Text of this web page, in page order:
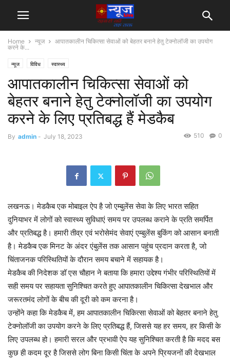
Home न्यूज
आपातकालीन चिकित्सा सेवाओं को बेहतर बनाने हेतु टेक्नोलॉजी का उपयोग
करने के...
न्यूज विविध स्वास्थ्य
आपातकालीन चिकित्सा सेवाओं को
बेहतर बनाने हेतु टेक्नोलॉजी का उपयोग
करने के लिए प्रतिबद्ध हैं मेडकैब
By admin - July 18, 2023 0
510
लखनऊ। मेडकैब एक मोबाइल ऐप है जो एम्बुलेंस सेवा के लिए भारत सहित
दुनियाभर में लोगों को स्वास्थ्य सुविधाएं समय पर उपलब्ध कराने के प्रति समर्पित
और प्रतिबद्ध है। हमारी तीव्र एवं भरोसेमंद सेवाएं एम्बुलेंस बुकिंग को आसान बनाती
है। मेडकैब एक मिनट के अंदर एंबुलेंस तक आसान पहुंच प्रदान करता है, जो
चिंताजनक परिस्थितियों के दौरान समय बचाने में सहायक है।
मेडकैब की निदेशक डॉ एस चौहान ने बताया कि हमारा उद्देश्य गंभीर परिस्थितियों में
सही समय पर सहायता सुनिश्चित करते हुए आपातकालीन चिकित्सा देखभाल और
जरूरतमंद लोगों के बीच की दूरी को कम करना है।
उन्होंने कहा कि मेडकैब में, हम आपातकालीन चिकित्सा सेवाओं को बेहतर बनाने हेतु
टेक्नोलॉजी का उपयोग करने के लिए प्रतिबद्ध हैं, जिससे यह हर समय, हर किसी के
लिए उपलब्ध हो। हमारी सरल और प्रभावी ऐप यह सुनिश्चित करती है कि मदद बस
कुछ ही कदम दूर है जिससे लोग बिना किसी चिंता के अपने प्रियजनों की देखभाल